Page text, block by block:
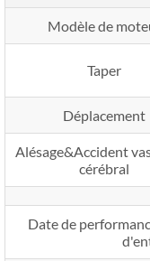
Modèle de
Taper
Déplacement
Alésage&Accident
cérébral
Date de